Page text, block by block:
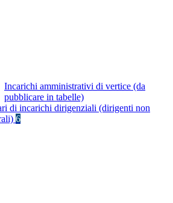
Incarichi amministrativi di vertice (da
pubblicare in tabelle)
di incarichi dirigenziali (dirigenti non
6